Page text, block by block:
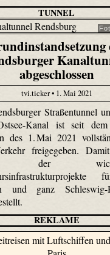
TUNNEL
abgeschlossen
tvi.ticker • 1. Mai 2021
Straßentunnel
Kanal ist seit
des 1. Mai 2021
freigegeben.
der
und ganz Schleswig-
REKLAME